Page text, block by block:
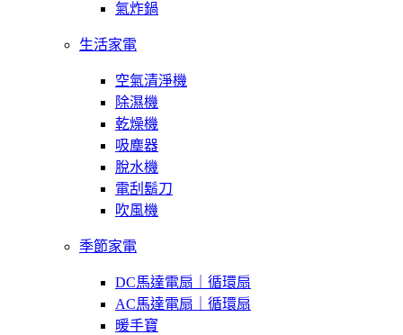
氣炸鍋
生活家電
空氣清淨機
除濕機
乾燥機
吸塵器
脫水機
電刮鬍刀
吹風機
季節家電
DC馬達電扇｜循環扇
AC馬達電扇｜循環扇
暖手寶